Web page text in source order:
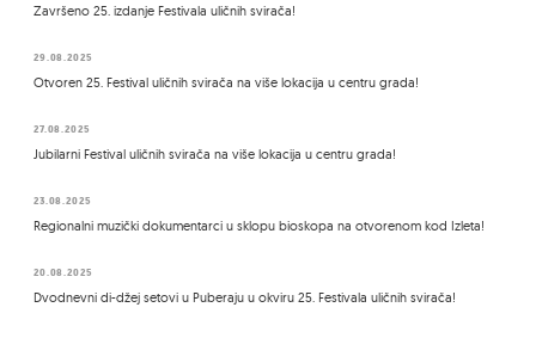
Završeno 25. izdanje Festivala uličnih svirača!
29.08.2025
Otvoren 25. Festival uličnih svirača na više lokacija u centru grada!
27.08.2025
Jubilarni Festival uličnih svirača na više lokacija u centru grada!
23.08.2025
Regionalni muzički dokumentarci u sklopu bioskopa na otvorenom kod Izleta!
20.08.2025
Dvodnevni di-džej setovi u Puberaju u okviru 25. Festivala uličnih svirača!